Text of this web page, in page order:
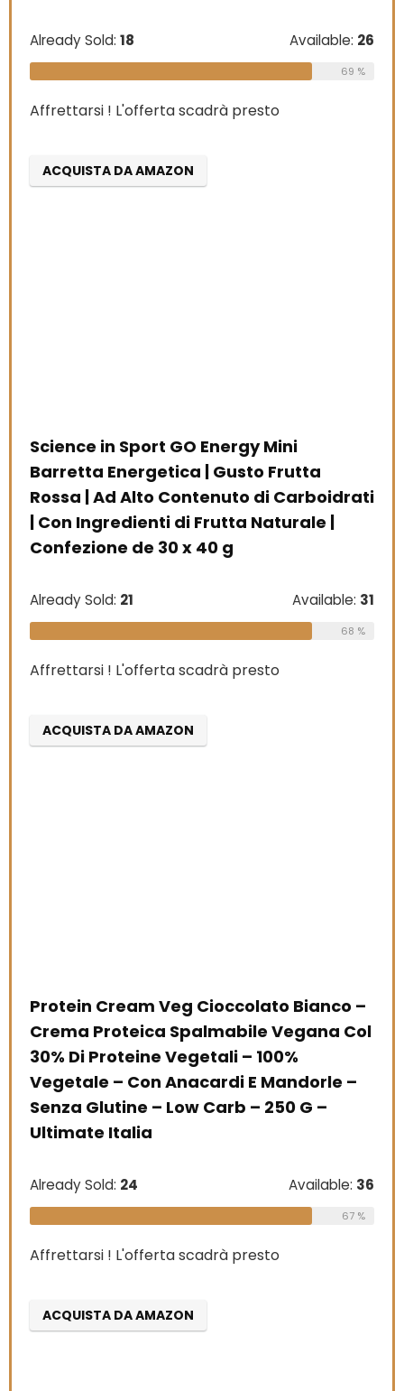
Already Sold: 18 Available: 26
69 %
Affrettarsi ! L'offerta scadrà presto
ACQUISTA DA AMAZON
Science in Sport GO Energy Mini
Barretta Energetica | Gusto Frutta
Rossa | Ad Alto Contenuto di Carboidrati
| Con Ingredienti di Frutta Naturale |
Confezione de 30 x 40 g
Already Sold: 21 Available: 31
68 %
Affrettarsi ! L'offerta scadrà presto
ACQUISTA DA AMAZON
Protein Cream Veg Cioccolato Bianco –
Crema Proteica Spalmabile Vegana Col
30% Di Proteine Vegetali – 100%
Vegetale – Con Anacardi E Mandorle –
Senza Glutine – Low Carb – 250 G –
Ultimate Italia
Already Sold: 24 Available: 36
67 %
Affrettarsi ! L'offerta scadrà presto
ACQUISTA DA AMAZON